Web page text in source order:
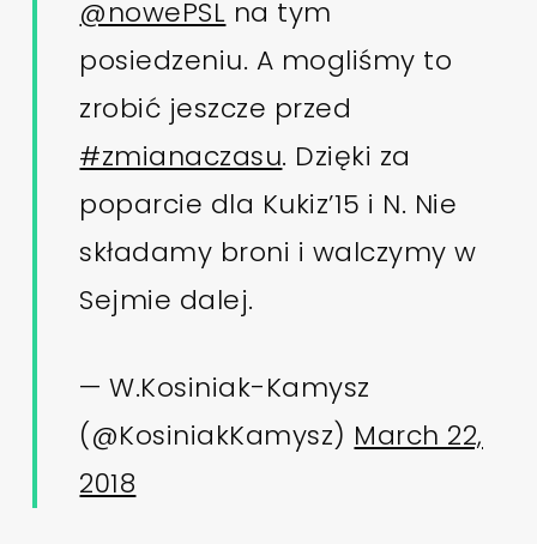
@nowePSL na tym
posiedzeniu. A mogliśmy to
zrobić jeszcze przed
#zmianaczasu. Dzięki za
poparcie dla Kukiz’15 i N. Nie
składamy broni i walczymy w
Sejmie dalej.
— W.Kosiniak-Kamysz
(@KosiniakKamysz) March 22,
2018